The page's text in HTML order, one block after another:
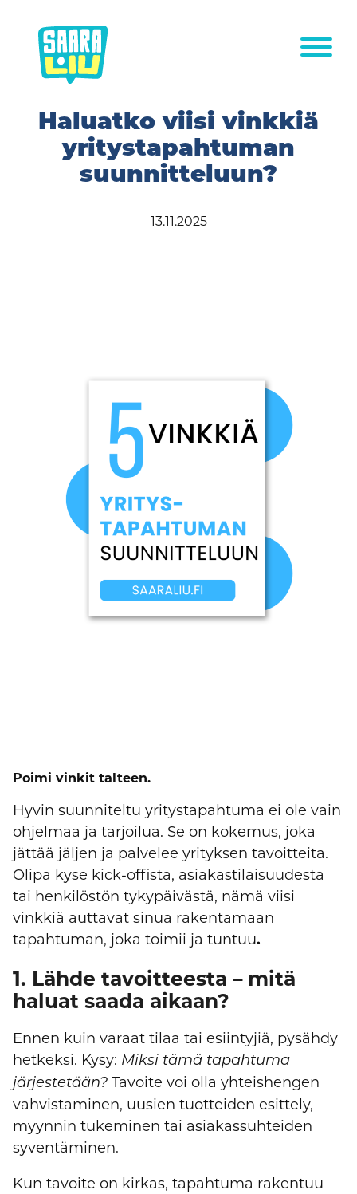
Haluatko viisi vinkkiä
yritystapahtuman
suunnitteluun?
13.11.2025
Poimi vinkit talteen.
Hyvin suunniteltu yritystapahtuma ei ole vain
ohjelmaa ja tarjoilua. Se on kokemus, joka
jättää jäljen ja palvelee yrityksen tavoitteita.
Olipa kyse kick-offista, asiakastilaisuudesta
tai henkilöstön tykypäivästä, nämä viisi
vinkkiä auttavat sinua rakentamaan
tapahtuman, joka toimii ja tuntuu.
1. Lähde tavoitteesta – mitä
haluat saada aikaan?
Ennen kuin varaat tilaa tai esiintyjiä, pysähdy
hetkeksi. Kysy: Miksi tämä tapahtuma
järjestetään? Tavoite voi olla yhteishengen
vahvistaminen, uusien tuotteiden esittely,
myynnin tukeminen tai asiakassuhteiden
syventäminen.
Kun tavoite on kirkas, tapahtuma rakentuu